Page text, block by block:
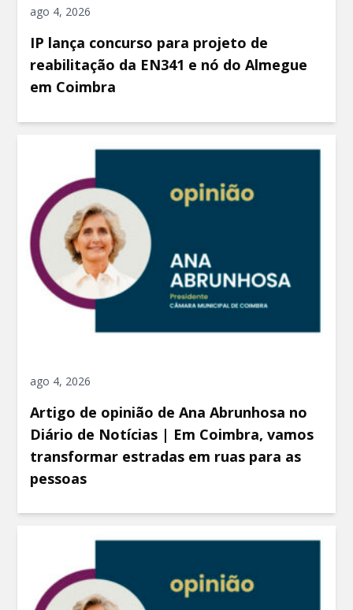
ago 4, 2026
IP lança concurso para projeto de
reabilitação da EN341 e nó do Almegue
em Coimbra
ago 4, 2026
Artigo de opinião de Ana Abrunhosa no
Diário de Notícias | Em Coimbra, vamos
transformar estradas em ruas para as
pessoas